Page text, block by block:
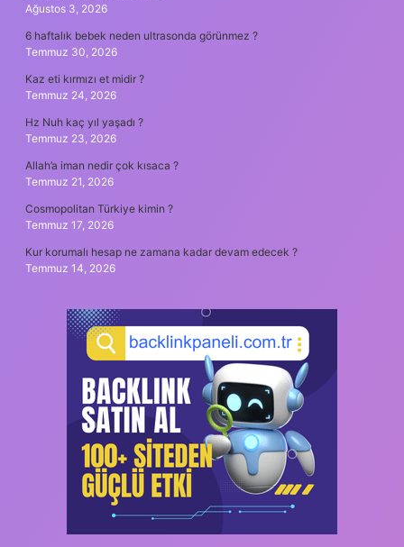
Ağustos 3, 2026
6 haftalık bebek neden ultrasonda görünmez ?
Temmuz 30, 2026
Kaz eti kırmızı et midir ?
Temmuz 24, 2026
Hz Nuh kaç yıl yaşadı ?
Temmuz 23, 2026
Allah’a iman nedir çok kısaca ?
Temmuz 21, 2026
Cosmopolitan Türkiye kimin ?
Temmuz 17, 2026
Kur korumalı hesap ne zamana kadar devam edecek ?
Temmuz 14, 2026